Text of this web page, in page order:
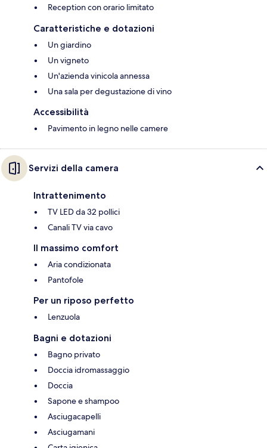
Reception con orario limitato
Caratteristiche e dotazioni
Un giardino
Un vigneto
Un'azienda vinicola annessa
Una sala per degustazione di vino
Accessibilità
Pavimento in legno nelle camere
Servizi della camera
Intrattenimento
TV LED da 32 pollici
Canali TV via cavo
Il massimo comfort
Aria condizionata
Pantofole
Per un riposo perfetto
Lenzuola
Bagni e dotazioni
Bagno privato
Doccia idromassaggio
Doccia
Sapone e shampoo
Asciugacapelli
Asciugamani